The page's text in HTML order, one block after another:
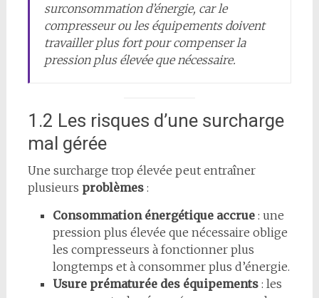
surconsommation d’énergie, car le
compresseur ou les équipements doivent
travailler plus fort pour compenser la
pression plus élevée que nécessaire.
1.2 Les risques d’une surcharge
mal gérée
Une surcharge trop élevée peut entraîner
plusieurs problèmes:
Consommation énergétique accrue: une
pression plus élevée que nécessaire oblige
les compresseurs à fonctionner plus
longtemps et à consommer plus d’énergie.
Usure prématurée des équipements: les